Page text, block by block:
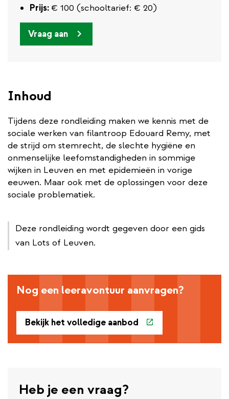
Prijs:€ 100 (schooltarief: € 20)
Vraag aan
Inhoud
Tijdens deze rondleiding maken we kennis met de
sociale werken van filantroop Edouard Remy, met
de strijd om stemrecht, de slechte hygiëne en
onmenselijke leefomstandigheden in sommige
wijken in Leuven en met epidemieën in vorige
eeuwen. Maar ook met de oplossingen voor deze
sociale problematiek.
Deze rondleiding wordt gegeven door een gids
van Lots of Leuven.
Bekijk het volledige aanbod
Nog een leeravontuur aanvragen?
Heb je een vraag?